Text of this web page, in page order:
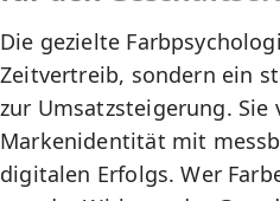
Die gezielte
Zeitvertreib, sondern ein
zur Umsatzsteigerung.
Markenidentität mit
digitalen Erfolgs. Wer